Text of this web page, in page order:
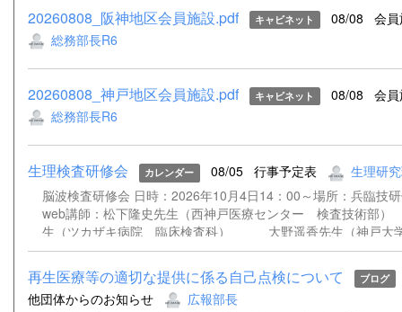
20260808_阪神地区会員施設.pdf キャビネット 08/08
会
総務部長R6
20260808_神戸地区会員施設.pdf キャビネット 08/08
会
総務部長R6
生理検査研修会 カレンダー 08/05 行事予定表
生理研
脳波検査研修会 日時：2026年10月4日14：00～場所：兵臨技
web講師：松下隆史先生（西神戸医療センター 検査技術
生（ツカザキ病院 臨床検査科） 大野遥香先生（神戸大
院 検査部） 松﨑俊樹先生（姫路赤十字病院 検査技術
再生医療等の適切な提供に係る自己点検について ブログ
他団体からのお知らせ
広報部長